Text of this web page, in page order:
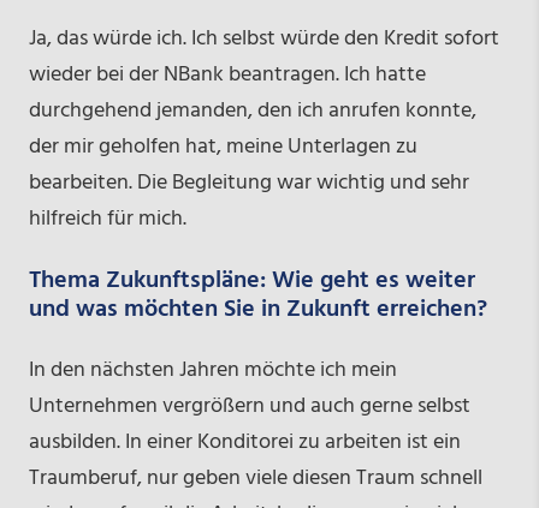
Ja, das würde ich. Ich selbst würde den Kredit sofort
wieder bei der NBank beantragen. Ich hatte
durchgehend jemanden, den ich anrufen konnte,
der mir geholfen hat, meine Unterlagen zu
bearbeiten. Die Begleitung war wichtig und sehr
hilfreich für mich.
Thema Zukunftspläne: Wie geht es weiter
und was möchten Sie in Zukunft erreichen?
In den nächsten Jahren möchte ich mein
Unternehmen vergrößern und auch gerne selbst
ausbilden. In einer Konditorei zu arbeiten ist ein
Traumberuf, nur geben viele diesen Traum schnell